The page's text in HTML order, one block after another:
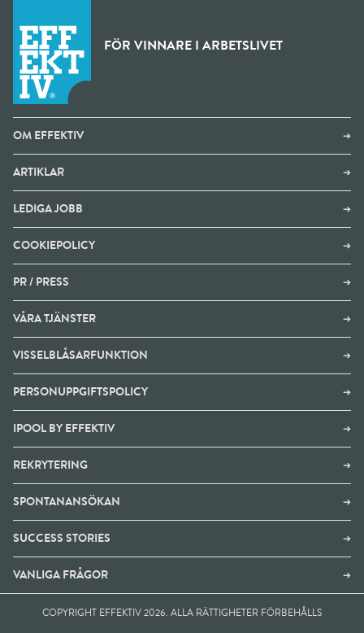
FÖR VINNARE I ARBETSLIVET
OM EFFEKTIV ➔
ARTIKLAR ➔
LEDIGA JOBB ➔
COOKIEPOLICY ➔
PR / PRESS ➔
VÅRA TJÄNSTER ➔
VISSELBLÅSARFUNKTION ➔
PERSONUPPGIFTSPOLICY ➔
IPOOL BY EFFEKTIV ➔
REKRYTERING ➔
SPONTANANSÖKAN ➔
SUCCESS STORIES ➔
VANLIGA FRÅGOR ➔
COPYRIGHT EFFEKTIV 2026. ALLA RÄTTIGHETER FÖRBEHÅLLS